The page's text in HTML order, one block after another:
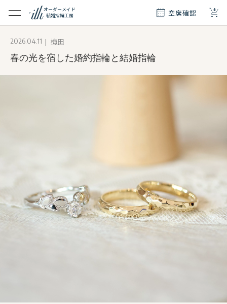
オーダーメイド
結婚指輪工房
空席確認 +
メイド
2026.04.11 梅田
春の光を宿した婚約指輪と結婚指輪